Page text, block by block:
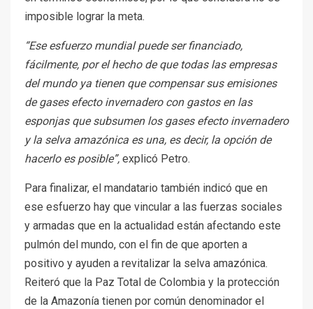
imposible lograr la meta.
“Ese esfuerzo mundial puede ser financiado,
fácilmente, por el hecho de que todas las empresas
del mundo ya tienen que compensar sus emisiones
de gases efecto invernadero con gastos en las
esponjas que subsumen los gases efecto invernadero
y la selva amazónica es una, es decir, la opción de
hacerlo es posible”, explicó Petro.
Para finalizar, el mandatario también indicó que en
ese esfuerzo hay que vincular a las fuerzas sociales
y armadas que en la actualidad están afectando este
pulmón del mundo, con el fin de que aporten a
positivo y ayuden a revitalizar la selva amazónica.
Reiteró que la Paz Total de Colombia y la protección
de la Amazonía tienen por común denominador el